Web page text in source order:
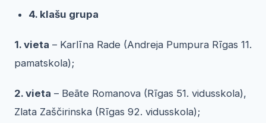
4. klašu grupa
1. vieta – Karlīna Rade (Andreja Pumpura Rīgas 11.
pamatskola);
2. vieta – Beāte Romanova (Rīgas 51. vidusskola),
Zlata Zaščirinska (Rīgas 92. vidusskola);